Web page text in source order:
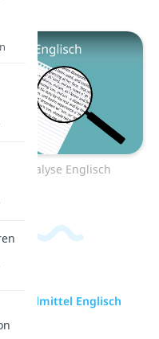
Analyse Englisch
Stilmittel Englisch